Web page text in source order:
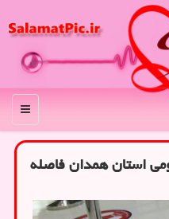
منو
استان همدان فاصله